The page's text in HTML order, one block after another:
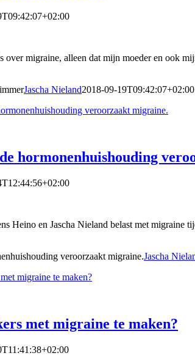
over migraine, alleen dat mijn moeder en ook
Jascha Nieland2018-09-19T09:42:07+02:00
veroorzaakt migraine.
hormonenhuishouding
Heino en Jascha Nieland belast met migraine
veroorzaakt migraine.Jascha
migraine te maken?
met migraine te maken?